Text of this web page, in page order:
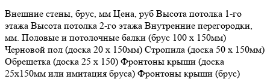
Внешние стены, брус, мм Цена, руб Высота потолка 1-го
этажа Высота потолка 2-го этажа Внутренние перегородки,
мм. Половые и потолочные балки (брус 100 х 150мм)
Черновой пол (доска 20 х 150мм) Стропила (доска 50 х 150мм)
Обрешетка (доска 25 х 150) Фронтоны крыши (доска
25х150мм или имитация бруса) Фронтоны крыши (брус)